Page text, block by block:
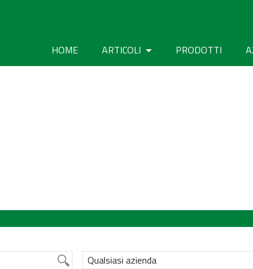
HOME ARTICOLI PRODOTTI
Qualsiasi azienda